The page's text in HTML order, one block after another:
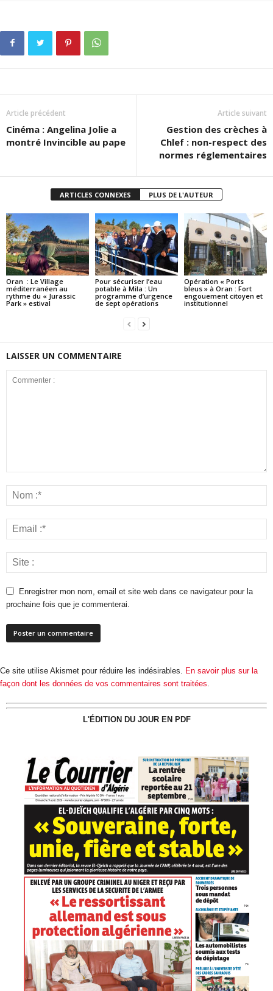
Article précédent
Cinéma : Angelina Jolie a
montré Invincible au pape
Article suivant
Gestion des crèches à
Chlef : non-respect des
normes réglementaires
ARTICLES CONNEXES PLUS DE L'AUTEUR
Oran : Le Village
méditerranéen au
rythme du « Jurassic
Park » estival
Pour sécuriser l’eau
potable à Mila : Un
programme d’urgence
de sept opérations
Opération « Ports
bleus » à Oran : Fort
engouement citoyen et
institutionnel
LAISSER UN COMMENTAIRE
Enregistrer mon nom, email et site web dans ce navigateur pour la
prochaine fois que je commenterai.
Ce site utilise Akismet pour réduire les indésirables. En savoir plus sur la
façon dont les données de vos commentaires sont traitées
L'ÉDITION DU JOUR EN PDF